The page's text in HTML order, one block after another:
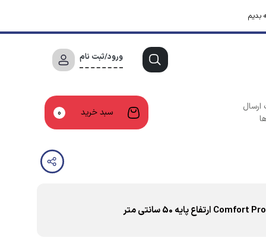
بدیم
ورود/ثبت نام
ارسال
سبد خرید 0